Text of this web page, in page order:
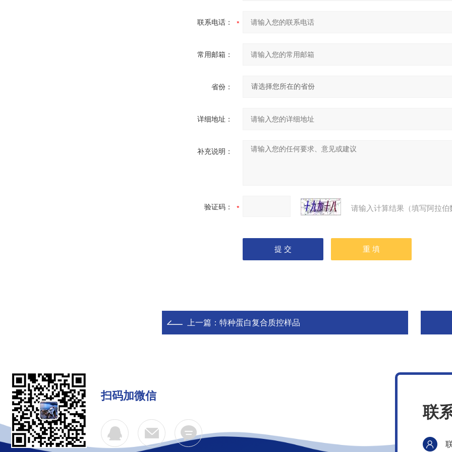
联系电话：
常用邮箱：
省份：
详细地址：
补充说明：
验证码： 请输入计算结果（填写阿拉
上一篇： 特种蛋白复合质控样品
扫码加微信
联